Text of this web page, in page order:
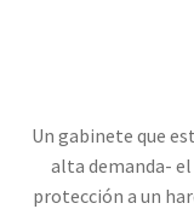
Un gabinete que
alta demanda-
protección a un